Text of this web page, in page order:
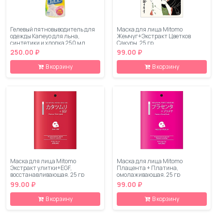
Гелевый пятновыводитель для
одежды Kaneyo для льна,
синтетики и хлопка 250 мл
250.00 ₽
В корзину
Маска для лица Mitomo
Жемчуг+Экстракт Цветков
Сакуры, 25 гр
99.00 ₽
В корзину
Маска для лица Mitomo
Экстракт улитки+EGF,
восстанавливающая, 25 гр
99.00 ₽
В корзину
Маска для лица Mitomo
Плацента + Платина,
омолаживающая, 25 гр
99.00 ₽
В корзину